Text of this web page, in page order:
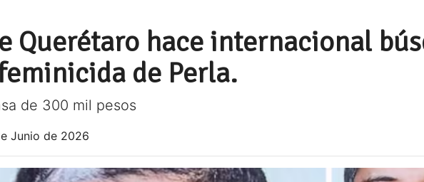
Querétaro hace internacional
de Perla.
de 300 mil pesos
Junio de 2026